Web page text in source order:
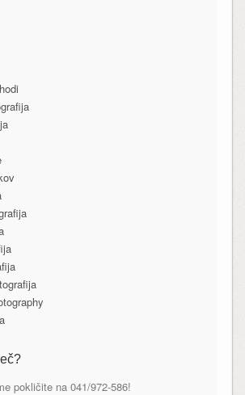
pokličite na 041/972-586!